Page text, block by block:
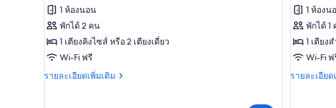
ห้อง
พัก
ห้อง
สแตนดาร์ด
ดับเบิล,
ระเบียง
1 ห้องนอน
พักได้ 2 คน
1 เตียงคิงไซส์ หรือ 2 เตียงเดี่ยว
Wi-Fi ฟรี
รายละเอียดเพิ่มเติม
ราย
ห้อง
สแตนดา
ดับเบิล
สำหรับ
1 ห้องน
พักได้ 1
1 เตียง
Wi-Fi ฟ
รายละเอียด
ราย